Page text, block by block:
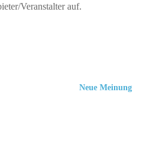
Veranstalter auf.
Neue Meinung